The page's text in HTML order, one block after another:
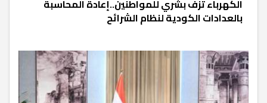
الكهرباء تزف بشري للمواطنين..إعادة المحاسبة
بالعدادات الكودية لنظام الشرائح